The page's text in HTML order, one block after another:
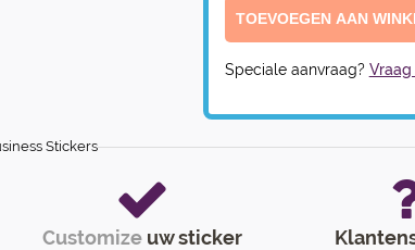
Speciale aanvraag?
Stickers
Customize uw sticker